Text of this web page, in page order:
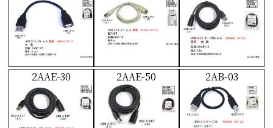
2AAE-30 2AAE-50 2AB-03